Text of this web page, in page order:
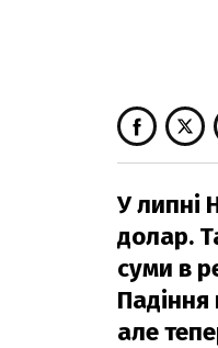
У липні
долар.
суми в
Падіння
але